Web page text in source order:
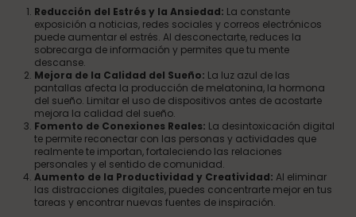
Reducción del Estrés y la Ansiedad: La constante
exposición a noticias, redes sociales y correos electrónicos
puede aumentar el estrés. Al desconectarte, reduces la
sobrecarga de información y permites que tu mente
descanse.
Mejora de la Calidad del Sueño: La luz azul de las
pantallas afecta la producción de melatonina, la hormona
del sueño. Limitar el uso de dispositivos antes de acostarte
mejora la calidad del sueño.
Fomento de Conexiones Reales: La desintoxicación digital
te permite reconectar con las personas y actividades que
realmente te importan, fortaleciendo las relaciones
personales y el sentido de comunidad.
Aumento de la Productividad y Creatividad: Al eliminar
las distracciones digitales, puedes concentrarte mejor en tus
tareas y encontrar nuevas fuentes de inspiración.